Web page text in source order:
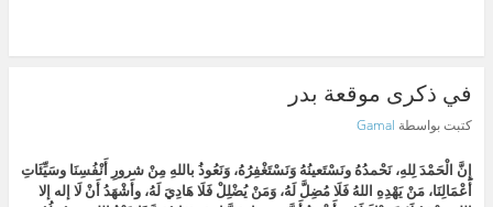
في ذكرى موقعة بدر
كتبت بواسطة Gamal‎
إِنَّ الْحَمْدَ لِلهِ، نَحْمدُهُ ونَسْتَعينُهُ وَنَسْتَغْفِرُهُ، وَنَعُوذُ باللهِ مِنْ شرورِ أَنْفُسِنَا وسَيِّئَاتِ
أَعْمَالِنَا، مَنْ يَهْدِهِ اللهُ فَلَا مُضِلَّ لَهُ، وَمَنْ يُضْلِلْ فَلَا هَادِيَ لَهُ، وأَشْهَدُ أَنْ لَا إله إلا